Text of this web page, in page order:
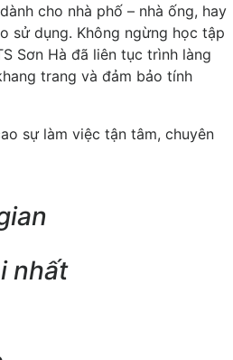
cho nhà phố – nhà ống, hay
sử dụng. Không ngừng học tập
Sơn Hà đã liên tục trình làng
trang và đảm bảo tính
sự làm việc tận tâm, chuyên
nhất